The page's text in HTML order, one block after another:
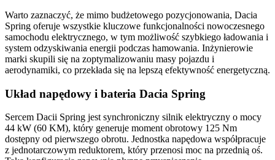
Warto zaznaczyć, że mimo budżetowego pozycjonowania, Dacia
Spring oferuje wszystkie kluczowe funkcjonalności nowoczesnego
samochodu elektrycznego, w tym możliwość szybkiego ładowania i
system odzyskiwania energii podczas hamowania. Inżynierowie
marki skupili się na zoptymalizowaniu masy pojazdu i
aerodynamiki, co przekłada się na lepszą efektywność energetyczną.
Układ napędowy i bateria Dacia Spring
Sercem Dacii Spring jest synchroniczny silnik elektryczny o mocy
44 kW (60 KM), który generuje moment obrotowy 125 Nm
dostępny od pierwszego obrotu. Jednostka napędowa współpracuje
z jednotarczowym reduktorem, który przenosi moc na przednią oś.